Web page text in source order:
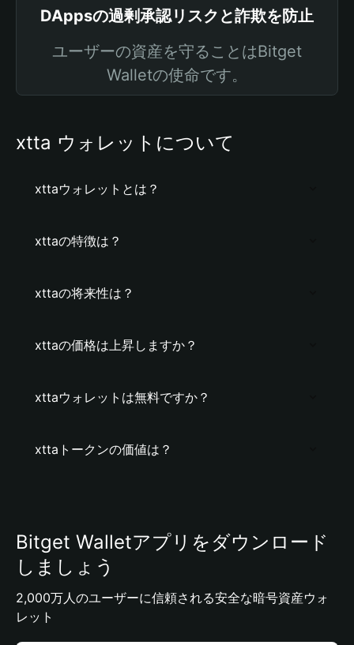
DAppsの過剰承認リスクと詐欺を防止
ユーザーの資産を守ることはBitget
Walletの使命です。
xtta ウォレットについて
xttaウォレットとは？
xttaの特徴は？
xttaの将来性は？
xttaの価格は上昇しますか？
xttaウォレットは無料ですか？
xttaトークンの価値は？
Bitget Walletアプリをダウンロード
しましょう
2,000万人のユーザーに信頼される安全な暗号資産ウォ
レット